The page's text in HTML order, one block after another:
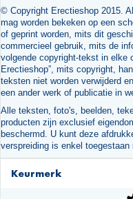
© Copyright Erectieshop 2015.
mag worden bekeken op een
of geprint worden, mits dit
commercieel gebruik, mits de
volgende copyright-tekst in elke
Erectieshop”, mits copyright,
teksten niet worden verwijderd
een ander werk of publicatie in
Alle teksten, foto's, beelden,
producten zijn exclusief
beschermd. U kunt deze
verspreiding is enkel
Keurmerk